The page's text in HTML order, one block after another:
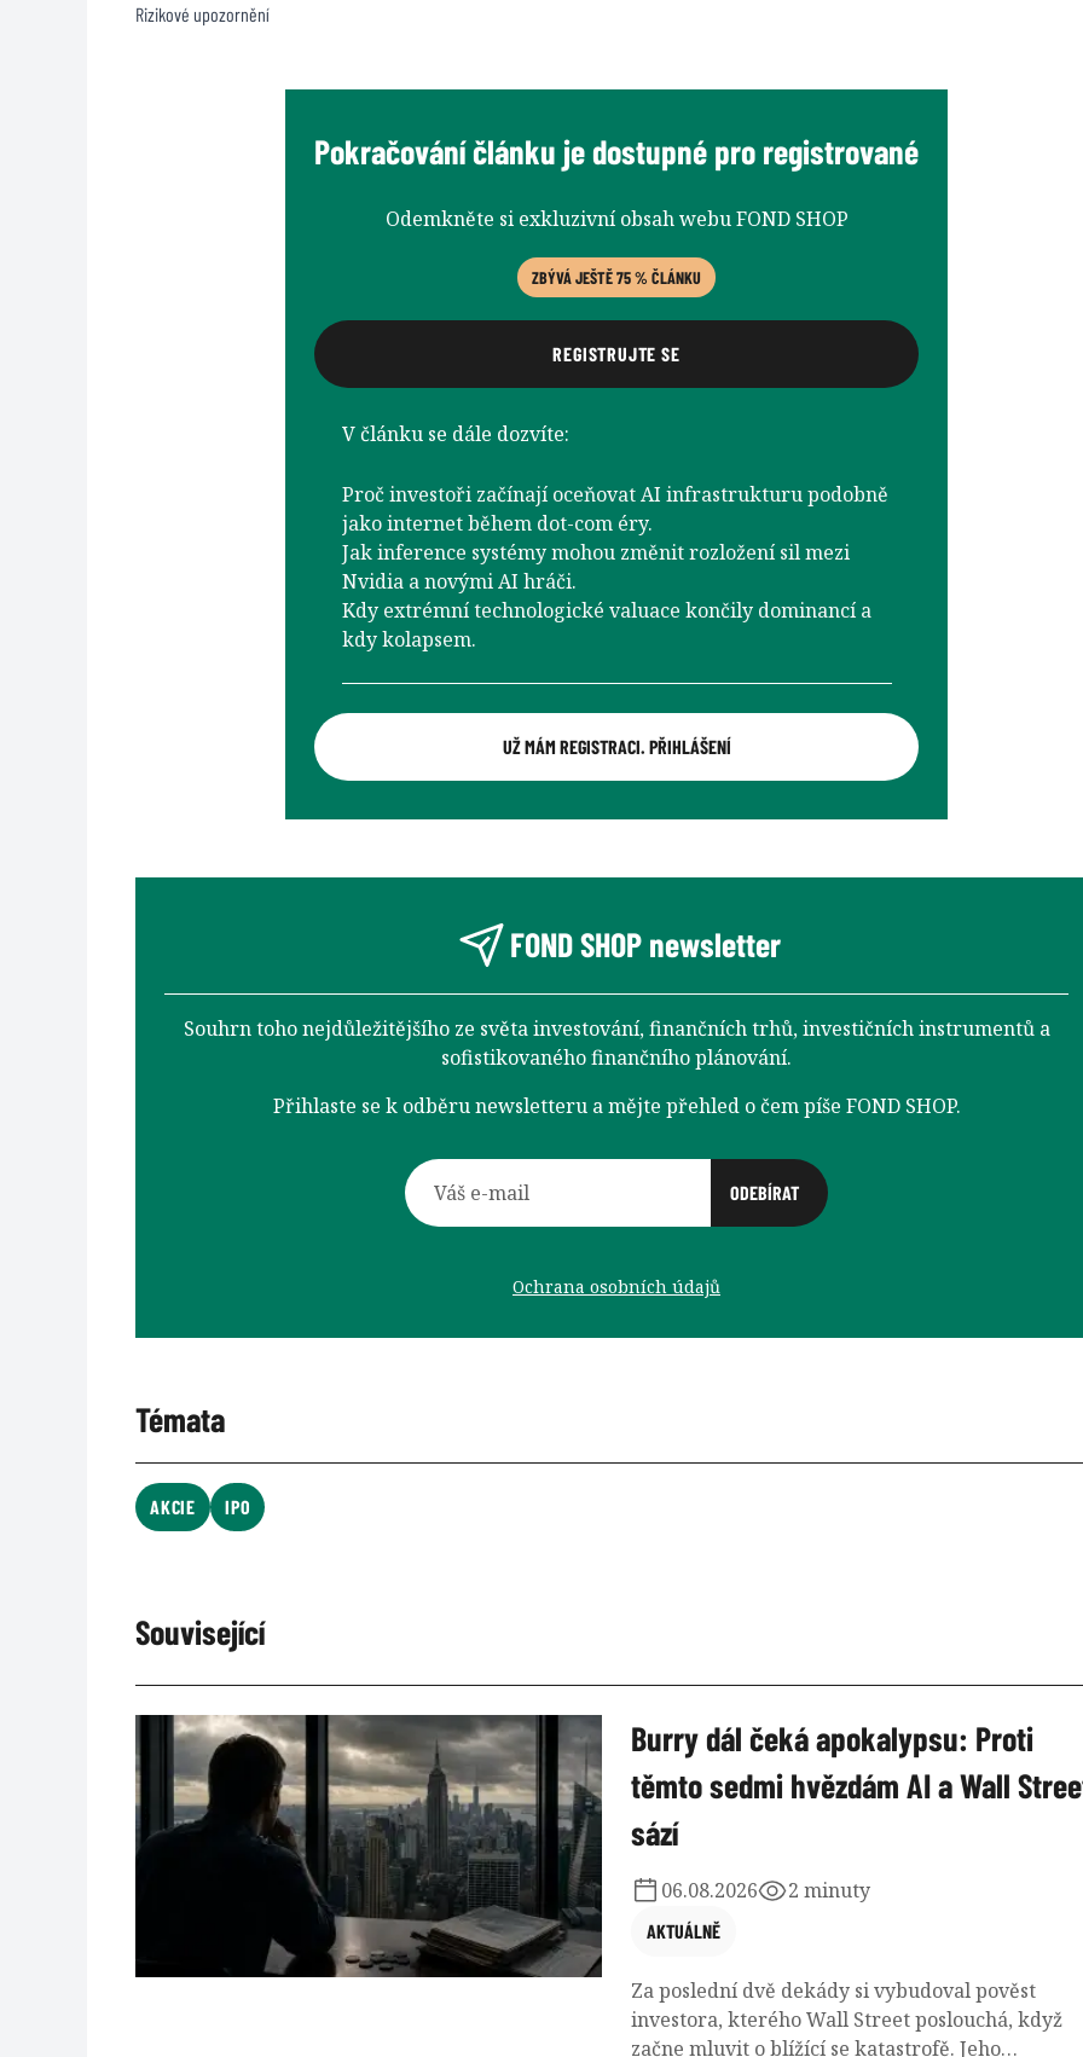
Rizikové upozornění
Pokračování článku je dostupné pro registrované
Odemkněte si exkluzivní obsah webu FOND SHOP
ZBÝVÁ JEŠTĚ 75 % ČLÁNKU
REGISTRUJTE SE
V článku se dále dozvíte:
Proč investoři začínají oceňovat AI infrastrukturu podobně
jako internet během dot-com éry.
Jak inference systémy mohou změnit rozložení sil mezi
Nvidia a novými AI hráči.
Kdy extrémní technologické valuace končily dominancí a
kdy kolapsem.
UŽ MÁM REGISTRACI. PŘIHLÁŠENÍ
FOND SHOP newsletter
Souhrn toho nejdůležitějšího ze světa investování, finančních trhů, investičních instrumentů a
sofistikovaného finančního plánování.
Přihlaste se k odběru newsletteru a mějte přehled o čem píše FOND SHOP.
Ochrana osobních údajů
Témata
AKCIE IPO
Související
Burry dál čeká apokalypsu: Proti
těmto sedmi hvězdám AI a Wall
sází
AKTUÁLNĚ
06.08.2026 2 minuty
Za poslední dvě dekády si vybudoval pověst
investora, kterého Wall Street poslouchá, když
začne mluvit o blížící se katastrofě. Jeho